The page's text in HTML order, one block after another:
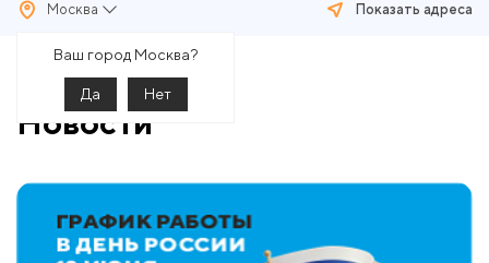
Москва
Ваш город Москва?
Да Нет
Показать адреса
Главная Новости
Новости